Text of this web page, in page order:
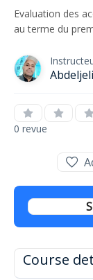
Evaluation des
au terme du
0 revue
Course